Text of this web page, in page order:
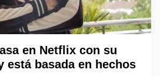
en Netflix con su
está basada en hechos